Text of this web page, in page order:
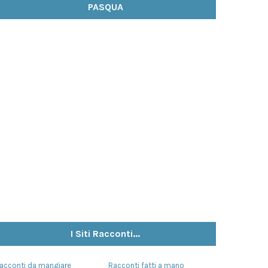
PASQUA
I Siti Racconti...
da mangiare Racconti fatti a mano